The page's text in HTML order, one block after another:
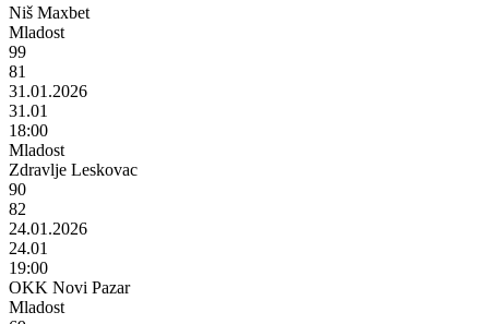
Niš Maxbet
Mladost
99
81
31.01.2026
31.01
18:00
Mladost
Zdravlje Leskovac
90
82
24.01.2026
24.01
19:00
OKK Novi Pazar
Mladost